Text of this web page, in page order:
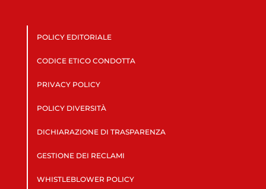
POLICY EDITORIALE
CODICE ETICO CONDOTTA
PRIVACY POLICY
POLICY DIVERSITÀ
DICHIARAZIONE DI TRASPARENZA
GESTIONE DEI RECLAMI
WHISTLEBLOWER POLICY